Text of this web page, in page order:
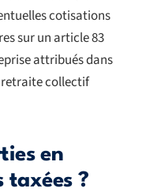
cotisations
sur un article 83
attribués dans
retraite collectif
en
taxées ?